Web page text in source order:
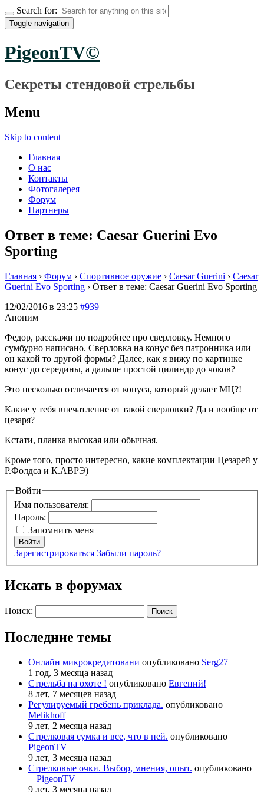
Search for:
Toggle navigation
PigeonTV©
Секреты стендовой стрельбы
Menu
Skip to content
Главная
О нас
Контакты
Фотогалерея
Форум
Партнеры
Ответ в теме: Caesar Guerini Evo
Sporting
Главная › Форум › Спортивное оружие › Caesar Guerini › Caesar
Guerini Evo Sporting › Ответ в теме: Caesar Guerini Evo Sporting
12/02/2016 в 23:25 #939
Аноним
Федор, расскажи по подробнее про сверловку. Немного
сумбурно написано. Сверловка на конус без патронника или
он какой то другой формы? Далее, как я вижу по картинке
конус до середины, а дальше простой цилиндр до чоков?
Это несколько отличается от конуса, который делает МЦ?!
Какие у тебя впечатление от такой сверловки? Да и вообще от
цезаря?
Кстати, планка высокая или обычная.
Кроме того, просто интересно, какие комплектации Цезарей у
Р.Фолдса и К.АВРЭ)
Войти
Имя пользователя:
Пароль:
Запомнить меня
Войти
Зарегистрироваться Забыли пароль?
Искать в форумах
Поиск:
Последние темы
Онлайн микрокредитовани опубликовано Serg27
1 год, 3 месяца назад
Стрельба на охоте ! опубликовано Евгений!
8 лет, 7 месяцев назад
Регулируемый гребень приклада. опубликовано
Melikhoff
9 лет, 2 месяца назад
Стрелковая сумка и все, что в ней. опубликовано
PigeonTV
9 лет, 3 месяца назад
Стрелковые очки. Выбор, мнения, опыт. опубликовано
PigeonTV
9 лет, 3 месяца назад